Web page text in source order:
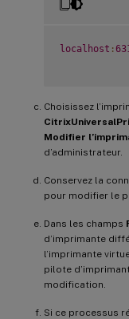
localhost :
Choisissez
Modifier
d’administrateur.
Conservez la
pour modifier le
Dans les champs
d’imprimante
l’imprimante
pilote
modification.
Si ce processus